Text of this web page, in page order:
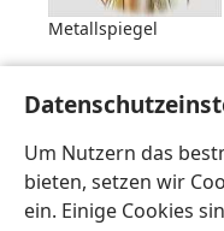
Um Nutzern das
bieten, setzen wir
ein. Einige Cookies
Metallspiegel
Mediengalerie
Recherchen. Sie
mehreren